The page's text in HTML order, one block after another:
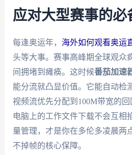
应对大型赛事的必
每逢奥运年， 海外如何观看奥运
头等大事。赛事高峰期全球观众
间拥堵到瘫痪。这时候番茄加速
能分流就凸显价值。它能自动检
视频流优先分配到100M带宽的
电脑上的工作文件下载不会互相
量管理，才是你在多伦多凌晨两
不掉帧的核心保障。